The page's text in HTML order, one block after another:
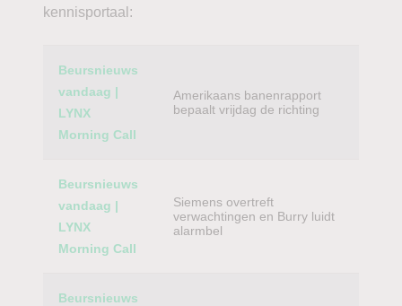
kennisportaal:
Category
Beursnieuws
vandaag |
LYNX
Morning Call
Amerikaans banenrapport
bepaalt vrijdag de richting
Beursnieuws
vandaag |
LYNX
Morning Call
Siemens overtreft
verwachtingen en Burry luidt
alarmbel
Beursnieuws